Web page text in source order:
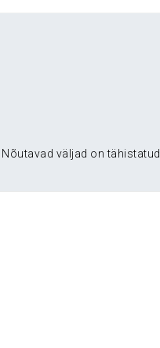
Nõutavad väljad on tähistatud